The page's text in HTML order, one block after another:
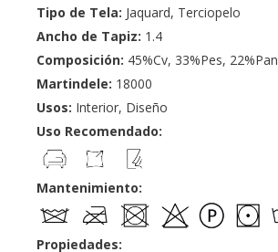
Tipo de Tela: Jaquard, Terciopelo
Ancho de Tapiz: 1.4
Composición: 45%Cv, 33%Pes, 22%Pan
Martindele: 18000
Usos: Interior, Diseño
Uso Recomendado:
Mantenimiento:
Propiedades: